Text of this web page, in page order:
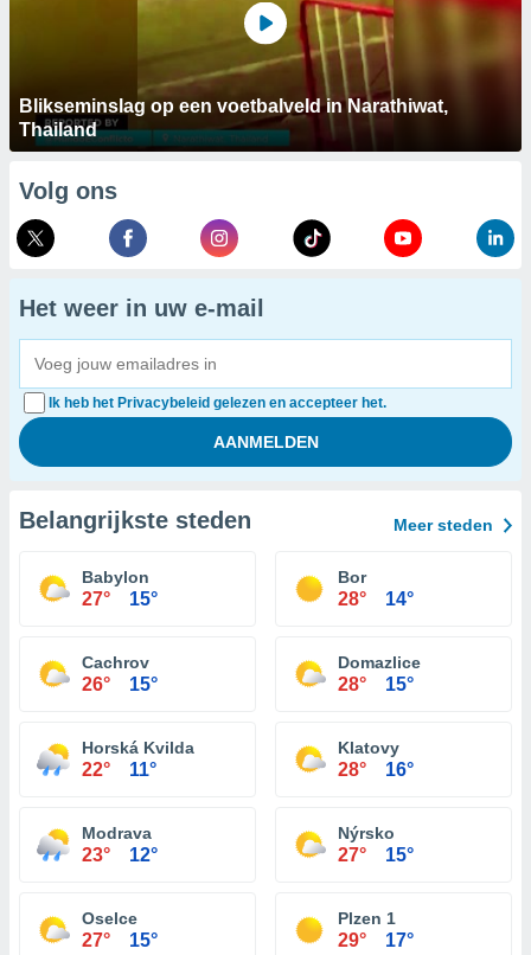
Blikseminslag op een voetbalveld in Narathiwat,
Thailand
Volg ons
Het weer in uw e-mail
Ik heb het Privacybeleid gelezen en accepteer het.
Belangrijkste steden Meer steden
Babylon
27° 15°
Bor
28° 14°
Cachrov
26° 15°
Domazlice
28° 15°
Horská Kvilda
22° 11°
Klatovy
28° 16°
Modrava
23° 12°
Nýrsko
27° 15°
Oselce
27° 15°
Plzen 1
29° 17°